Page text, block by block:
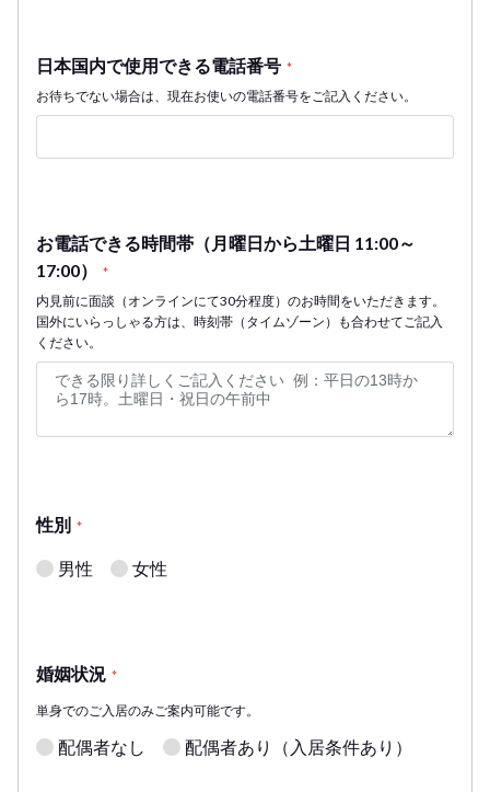
日本国内で使用できる電話番号 *
お待ちでない場合は、現在お使いの電話番号をご記入ください。
お電話できる時間帯（月曜日から土曜日 11:00～
17:00）
*
内見前に面談（オンラインにて30分程度）のお時間をいただきます。
国外にいらっしゃる方は、時刻帯（タイムゾーン）も合わせてご記入
ください。
性別 *
男性 女性
婚姻状況 *
単身でのご入居のみご案内可能です。
配偶者なし 配偶者あり（入居条件あり）